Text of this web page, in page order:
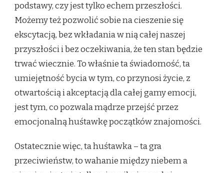
podstawy, czy jest tylko echem przeszłości.
Możemy też pozwolić sobie na cieszenie się
ekscytacją, bez wkładania w nią całej naszej
przyszłości i bez oczekiwania, że ten stan będzie
trwać wiecznie. To właśnie ta świadomość, ta
umiejętność bycia w tym, co przynosi życie, z
otwartością i akceptacją dla całej gamy emocji,
jest tym, co pozwala mądrze przejść przez
emocjonalną huśtawkę początków znajomości.
Ostatecznie więc, ta huśtawka – ta gra
przeciwieństw, to wahanie między niebem a